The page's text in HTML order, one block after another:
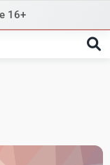
16+